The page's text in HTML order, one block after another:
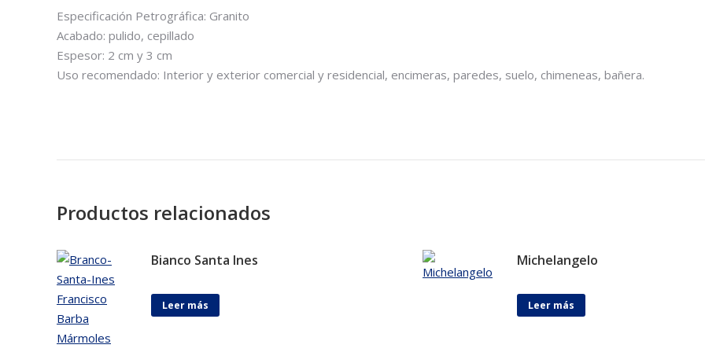
Especificación Petrográfica: Granito
Acabado: pulido, cepillado
Espesor: 2 cm y 3 cm
Uso recomendado: Interior y exterior comercial y residencial, encimeras, paredes, suelo, chimeneas, bañera.
Productos relacionados
Bianco Santa Ines
Leer más
Michelangelo
Leer más